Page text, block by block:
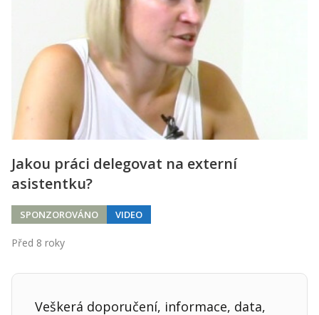
Jakou práci delegovat na externí
asistentku?
SPONZOROVÁNO VIDEO
Před 8 roky
Veškerá doporučení, informace, data,